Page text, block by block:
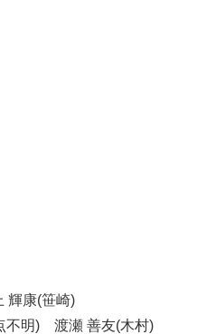
康(笹崎)
不明) 渡瀬 善友(木村)